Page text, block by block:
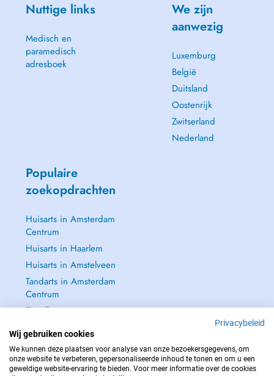
Nuttige links
Medisch en
paramedisch
adresboek
We zijn
aanwezig
Luxemburg
België
Duitsland
Oostenrijk
Zwitserland
Nederland
Populaire
zoekopdrachten
Huisarts in Amsterdam
Centrum
Huisarts in Haarlem
Huisarts in Amstelveen
Tandarts in Amsterdam
Centrum
Zie alle →
Privacybeleid
Wij gebruiken cookies
We kunnen deze plaatsen voor analyse van onze bezoekersgegevens, om
onze website te verbeteren, gepersonaliseerde inhoud te tonen en om u een
geweldige website-ervaring te bieden. Voor meer informatie over de cookies